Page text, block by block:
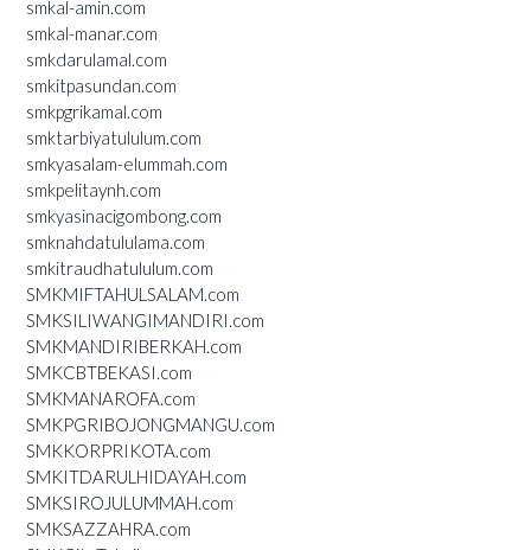
smkal-amin.com
smkal-manar.com
smkdarulamal.com
smkitpasundan.com
smkpgrikamal.com
smktarbiyatululum.com
smkyasalam-elummah.com
smkpelitaynh.com
smkyasinacigombong.com
smknahdatululama.com
smkitraudhatululum.com
SMKMIFTAHULSALAM.com
SMKSILIWANGIMANDIRI.com
SMKMANDIRIBERKAH.com
SMKCBTBEKASI.com
SMKMANAROFA.com
SMKPGRIBOJONGMANGU.com
SMKKORPRIKOTA.com
SMKITDARULHIDAYAH.com
SMKSIROJULUMMAH.com
SMKSAZZAHRA.com